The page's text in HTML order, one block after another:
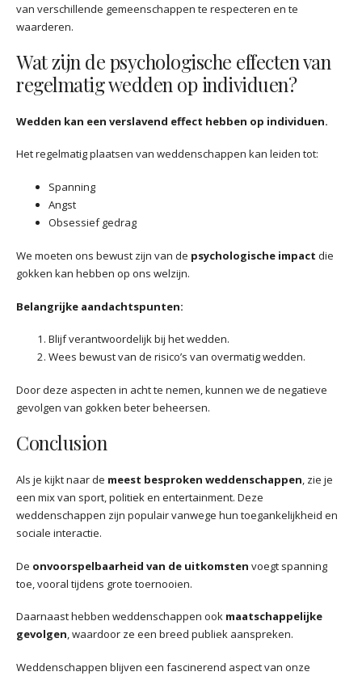
van verschillende gemeenschappen te respecteren en te
waarderen.
Wat zijn de psychologische effecten van
regelmatig wedden op individuen?
Wedden kan een verslavend effect hebben op individuen.
Het regelmatig plaatsen van weddenschappen kan leiden tot:
Spanning
Angst
Obsessief gedrag
We moeten ons bewust zijn van de psychologische impact die
gokken kan hebben op ons welzijn.
Belangrijke aandachtspunten:
Blijf verantwoordelijk bij het wedden.
Wees bewust van de risico’s van overmatig wedden.
Door deze aspecten in acht te nemen, kunnen we de negatieve
gevolgen van gokken beter beheersen.
Conclusion
Als je kijkt naar de meest besproken weddenschappen, zie je
een mix van sport, politiek en entertainment. Deze
weddenschappen zijn populair vanwege hun toegankelijkheid en
sociale interactie.
De onvoorspelbaarheid van de uitkomsten voegt spanning
toe, vooral tijdens grote toernooien.
Daarnaast hebben weddenschappen ook maatschappelijke
gevolgen, waardoor ze een breed publiek aanspreken.
Weddenschappen blijven een fascinerend aspect van onze